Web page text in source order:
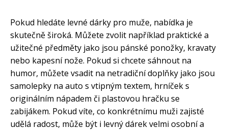
Pokud hledáte levné dárky pro muže, nabídka je
skutečně široká. Můžete zvolit například praktické a
užitečné předměty jako jsou pánské ponožky, kravaty
nebo kapesní nože. Pokud si chcete sáhnout na
humor, můžete vsadit na netradiční doplňky jako jsou
samolepky na auto s vtipným textem, hrníček s
originálním nápadem či plastovou hračku se
zabijákem. Pokud víte, co konkrétnímu muži zajisté
udělá radost, může být i levný dárek velmi osobní a